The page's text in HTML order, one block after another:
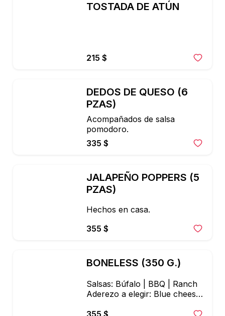
TOSTADA DE ATÚN
215 $
DEDOS DE QUESO (6
PZAS)
Acompañados de salsa
pomodoro.
335 $
JALAPEÑO POPPERS (5
PZAS)
Hechos en casa.
355 $
BONELESS (350 G.)
Salsas: Búfalo | BBQ | Ranch
Aderezo a elegir: Blue cheese
355 $